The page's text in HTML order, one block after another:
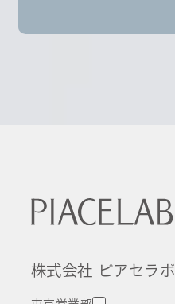
株式会社 ピアセラボ